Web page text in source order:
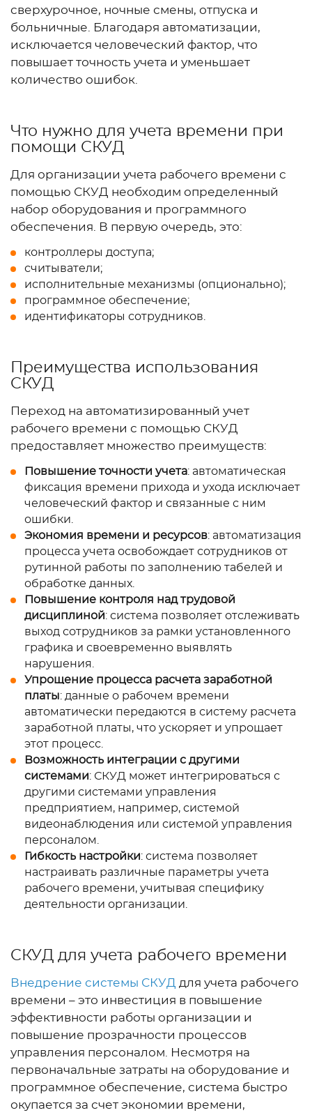
сверхурочное, ночные смены, отпуска и
больничные. Благодаря автоматизации,
исключается человеческий фактор, что
повышает точность учета и уменьшает
количество ошибок.
Что нужно для учета времени при
помощи СКУД
Для организации учета рабочего времени с
помощью СКУД необходим определенный
набор оборудования и программного
обеспечения. В первую очередь, это:
контроллеры доступа;
считыватели;
исполнительные механизмы (опционально);
программное обеспечение;
идентификаторы сотрудников.
Преимущества использования
СКУД
Переход на автоматизированный учет
рабочего времени с помощью СКУД
предоставляет множество преимуществ:
Повышение точности учета: автоматическая
фиксация времени прихода и ухода исключает
человеческий фактор и связанные с ним
ошибки.
Экономия времени и ресурсов: автоматизация
процесса учета освобождает сотрудников от
рутинной работы по заполнению табелей и
обработке данных.
Повышение контроля над трудовой
дисциплиной: система позволяет отслеживать
выход сотрудников за рамки установленного
графика и своевременно выявлять
нарушения.
Упрощение процесса расчета заработной
платы: данные о рабочем времени
автоматически передаются в систему расчета
заработной платы, что ускоряет и упрощает
этот процесс.
Возможность интеграции с другими
системами: СКУД может интегрироваться с
другими системами управления
предприятием, например, системой
видеонаблюдения или системой управления
персоналом.
Гибкость настройки: система позволяет
настраивать различные параметры учета
рабочего времени, учитывая специфику
деятельности организации.
СКУД для учета рабочего времени
Внедрение системы СКУД для учета рабочего
времени – это инвестиция в повышение
эффективности работы организации и
повышение прозрачности процессов
управления персоналом. Несмотря на
первоначальные затраты на оборудование и
программное обеспечение, система быстро
окупается за счет экономии времени,